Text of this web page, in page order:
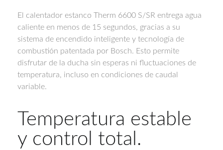
El calentador estanco Therm 6600 S/SR entrega agua
caliente en menos de 15 segundos, gracias a su
sistema de encendido inteligente y tecnología de
combustión patentada por Bosch. Esto permite
disfrutar de la ducha sin esperas ni fluctuaciones de
temperatura, incluso en condiciones de caudal
variable.
Temperatura estable
y control total.